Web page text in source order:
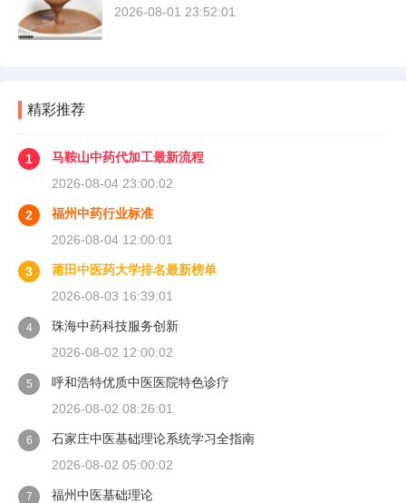
2026-08-01 23:52:01
精彩推荐
1
马鞍山中药代加工最新流程
2026-08-04 23:00:02
2
福州中药行业标准
2026-08-04 12:00:01
3
莆田中医药大学排名最新榜单
2026-08-03 16:39:01
4
珠海中药科技服务创新
2026-08-02 12:00:02
5
呼和浩特优质中医医院特色诊疗
2026-08-02 08:26:01
6
石家庄中医基础理论系统学习全指南
2026-08-02 05:00:02
7 福州中医基础理论